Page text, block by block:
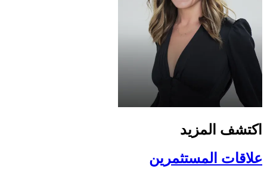
اكتشف المزيد
علاقات المستثمرين